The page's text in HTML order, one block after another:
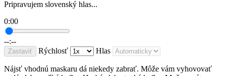
Pripravujem slovenský hlas...
0:00
--:--
Zastaviť Rýchlosť Hlas
Nájsť vhodnú maskaru dá niekedy zabrať. Môže vám vyhovovať